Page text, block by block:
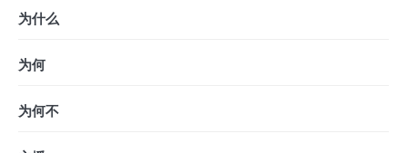
为什么
为何
为何不